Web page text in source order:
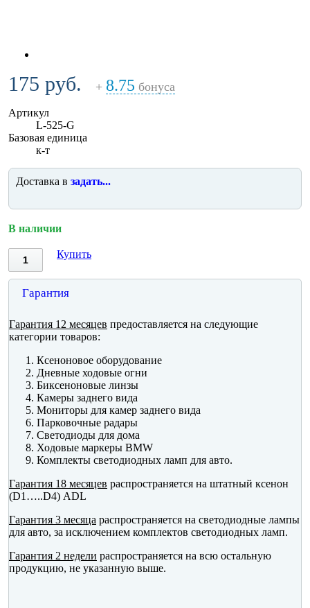
175 руб. + 8.75 бонуса
Артикул
L-525-G
Базовая единица
к-т
Доставка в задать...
В наличии
Купить
Гарантия
Гарантия 12 месяцев предоставляется на следующие
категории товаров:
Ксеноновое оборудование
Дневные ходовые огни
Биксеноновые линзы
Камеры заднего вида
Мониторы для камер заднего вида
Парковочные радары
Светодиоды для дома
Ходовые маркеры BMW
Комплекты светодиодных ламп для авто.
Гарантия 18 месяцев распространяется на штатный ксенон
(D1…..D4) ADL
Гарантия 3 месяца распространяется на светодиодные лампы
для авто, за исключением комплектов светодиодных ламп.
Гарантия 2 недели распространяется на всю остальную
продукцию, не указанную выше.